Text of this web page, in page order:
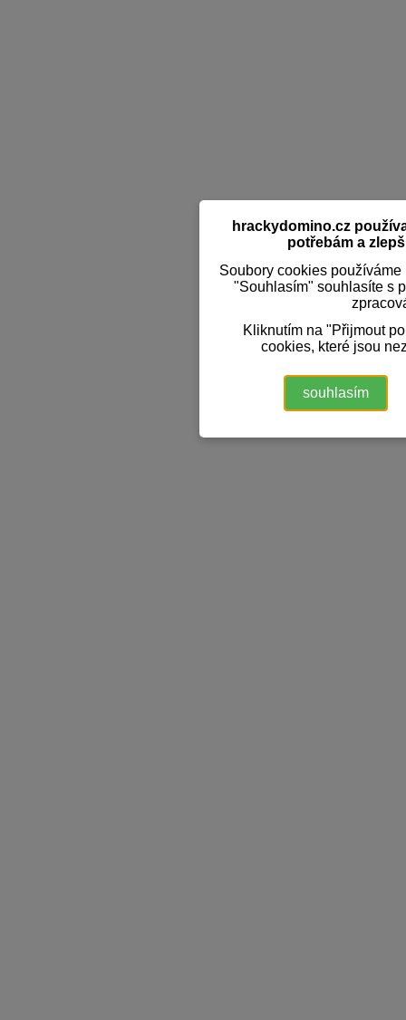
hrackydomino.cz
potřebám a
Soubory cookies
"Souhlasím" souhlasíte s
Kliknutím na "Přijmout
cookies, které jsou
souhlasím